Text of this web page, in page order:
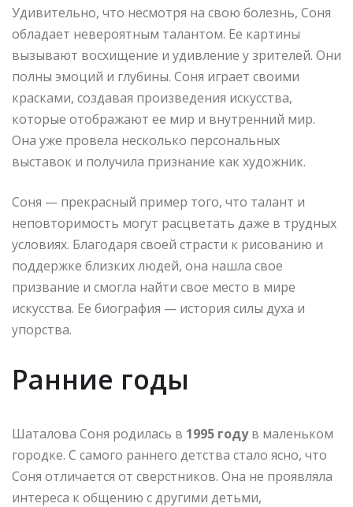
Удивительно, что несмотря на свою болезнь, Соня
обладает невероятным талантом. Ее картины
вызывают восхищение и удивление у зрителей. Они
полны эмоций и глубины. Соня играет своими
красками, создавая произведения искусства,
которые отображают ее мир и внутренний мир.
Она уже провела несколько персональных
выставок и получила признание как художник.
Соня — прекрасный пример того, что талант и
неповторимость могут расцветать даже в трудных
условиях. Благодаря своей страсти к рисованию и
поддержке близких людей, она нашла свое
призвание и смогла найти свое место в мире
искусства. Ее биография — история силы духа и
упорства.
Ранние годы
Шаталова Соня родилась в 1995 годув маленьком
городке. С самого раннего детства стало ясно, что
Соня отличается от сверстников. Она не проявляла
интереса к общению с другими детьми,